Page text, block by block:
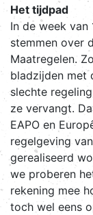
Het tijdpad
In de week van
stemmen over
Maatregelen.
bladzijden met
slechte
ze vervangt.
EAPO en
regelgeving
gerealiseerd
we proberen
rekening mee
toch wel eens